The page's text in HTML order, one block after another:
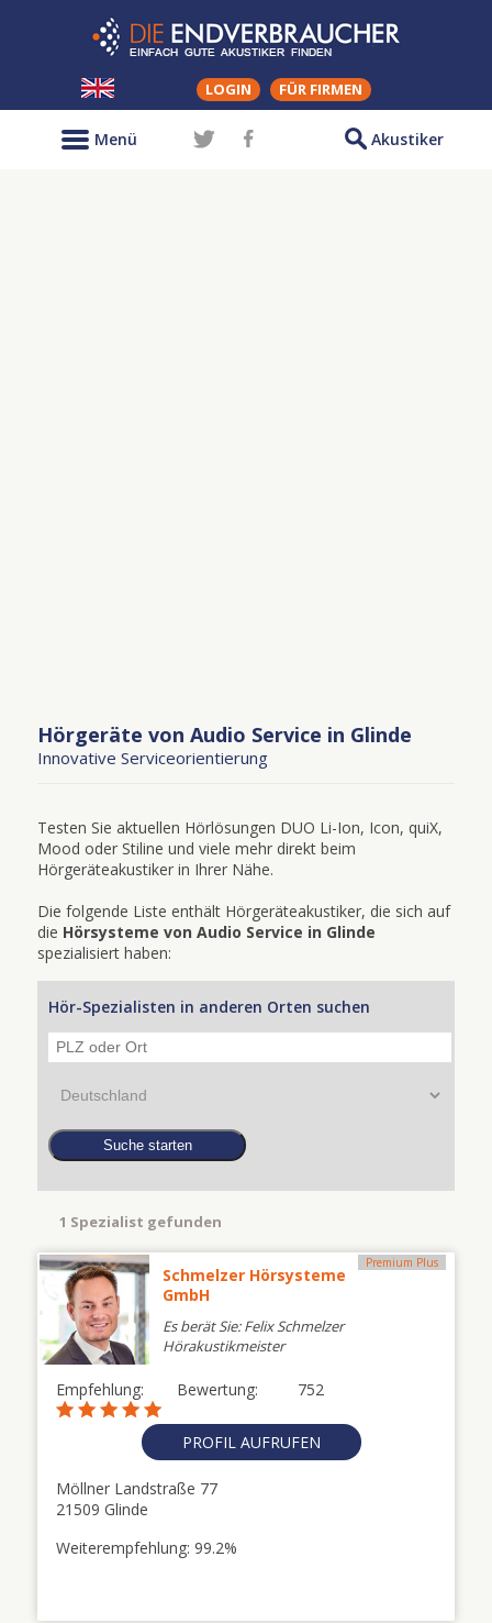
LOGIN FÜR FIRMEN
Akustiker
Menü
Hörgeräte von Audio Service in Glinde
Innovative Serviceorientierung
Testen Sie aktuellen Hörlösungen DUO Li-Ion, Icon, quiX,
Mood oder Stiline und viele mehr direkt beim
Hörgeräteakustiker in Ihrer Nähe.
Die folgende Liste enthält Hörgeräteakustiker, die sich auf
die Hörsysteme von Audio Service in Glinde
spezialisiert haben:
Hör-Spezialisten in anderen Orten suchen
1 Spezialist gefunden
Premium Plus
Schmelzer Hörsysteme
GmbH
Es berät Sie: Felix Schmelzer
Hörakustikmeister
Empfehlung: 752
Bewertung:
PROFIL AUFRUFEN
Möllner Landstraße 77
21509 Glinde
Weiterempfehlung: 99.2%